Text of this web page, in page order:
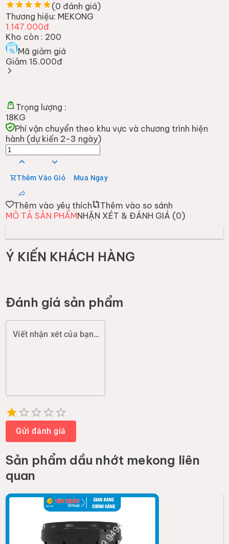
(0 đánh giá)
Thương hiệu: MEKONG
1.147.000đ
Kho còn : 200
Mã giảm giá
Giảm 15.000đ
Trọng lượng :
18KG
Phí vận chuyển theo khu vực và chương trình hiện
hành (dự kiến 2-3 ngày)
Thêm Vào Giỏ Mua Ngay
Thêm vào yêu thích
Thêm vào so sánh
MÔ TẢ SẢN PHẨMNHẬN XÉT & ĐÁNH GIÁ (0)
Ý KIẾN KHÁCH HÀNG
Đánh giá sản phẩm
Viết nhận xét của bạn (chất lượng, đóng gói, giao hàng...)
1 Star
2 Stars
3 Stars
4 Stars
5 Stars
Gửi đánh giá
Sản phẩm dầu nhớt mekong liên
quan